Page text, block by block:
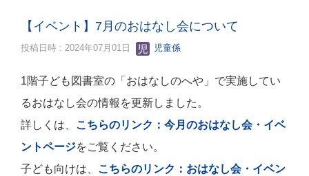
【イベント】7月のおはなし会について
投稿日時 : 2024年07月01日 児童係
1階子ども図書室の「おはなしのへや」で実施してい
るおはなし会の情報を更新しました。
詳しくは、 こちらのリンク：今月のおはなし会・イベ
ントページをご覧ください。
子ども向けは、 こちらのリンク：おはなし会・イベン